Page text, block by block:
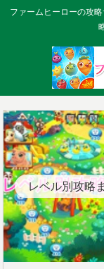
ファームヒーローの攻
レベル別攻略